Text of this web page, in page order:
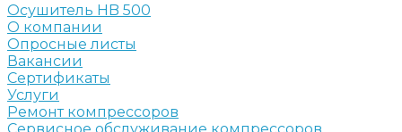
Осушитель HB 500
О компании
Опросные листы
Вакансии
Сертификаты
Услуги
Ремонт компрессоров